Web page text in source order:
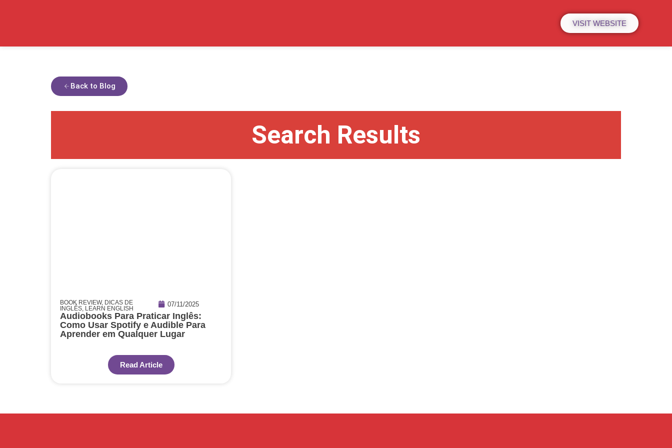
VISIT WEBSITE
Back to Blog
Search Results
BOOK REVIEW, DICAS DE
INGLÊS LEARN ENGLISH
07/11/2025
Audiobooks Para Praticar Inglês:
Como Usar Spotify e Audible Para
Aprender em Qualquer Lugar
Read Article